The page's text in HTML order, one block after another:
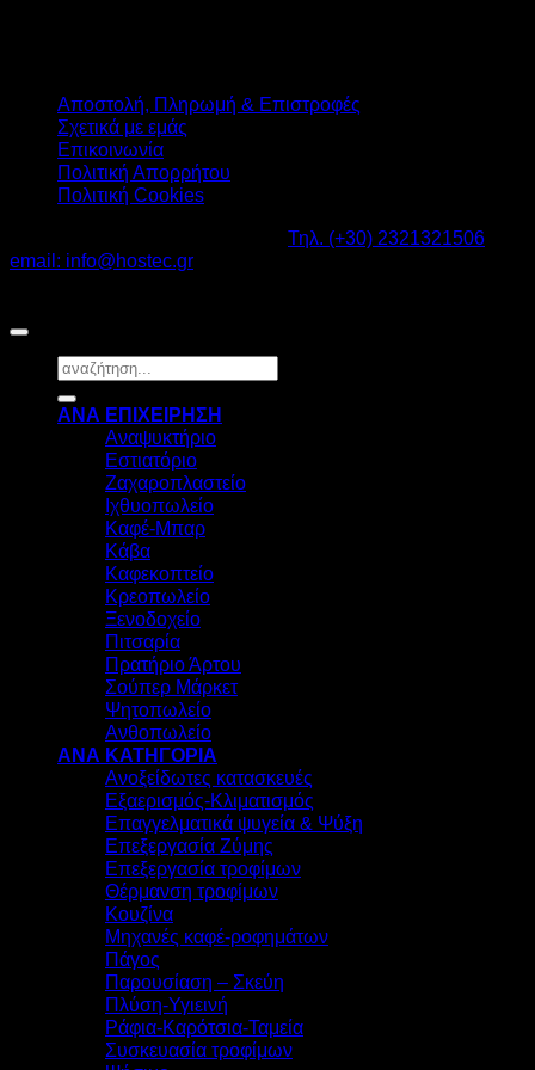
Αποστολή, Πληρωμή & Επιστροφές
Σχετικά με εμάς
Επικοινωνία
Πολιτική Απορρήτου
Πολιτική Cookies
Τηλ. (+30) 2321321506
email: info@hostec.gr
Αναζήτηση
ΑΝΑ ΕΠΙΧΕΙΡΗΣΗ
Αναψυκτήριο
Εστιατόριο
Ζαχαροπλαστείο
Ιχθυοπωλείο
Καφέ-Μπαρ
Κάβα
Καφεκοπτείο
Κρεοπωλείο
Ξενοδοχείο
Πιτσαρία
Πρατήριο Άρτου
Σούπερ Μάρκετ
Ψητοπωλείο
Ανθοπωλείο
ΑΝΑ ΚΑΤΗΓΟΡΙΑ
Ανοξείδωτες κατασκευές
Εξαερισμός-Κλιματισμός
Επαγγελματικά ψυγεία & Ψύξη
Επεξεργασία Ζύμης
Επεξεργασία τροφίμων
Θέρμανση τροφίμων
Κουζίνα
Μηχανές καφέ-ροφημάτων
Πάγος
Παρουσίαση – Σκεύη
Πλύση-Υγιεινή
Ράφια-Καρότσια-Ταμεία
Συσκευασία τροφίμων